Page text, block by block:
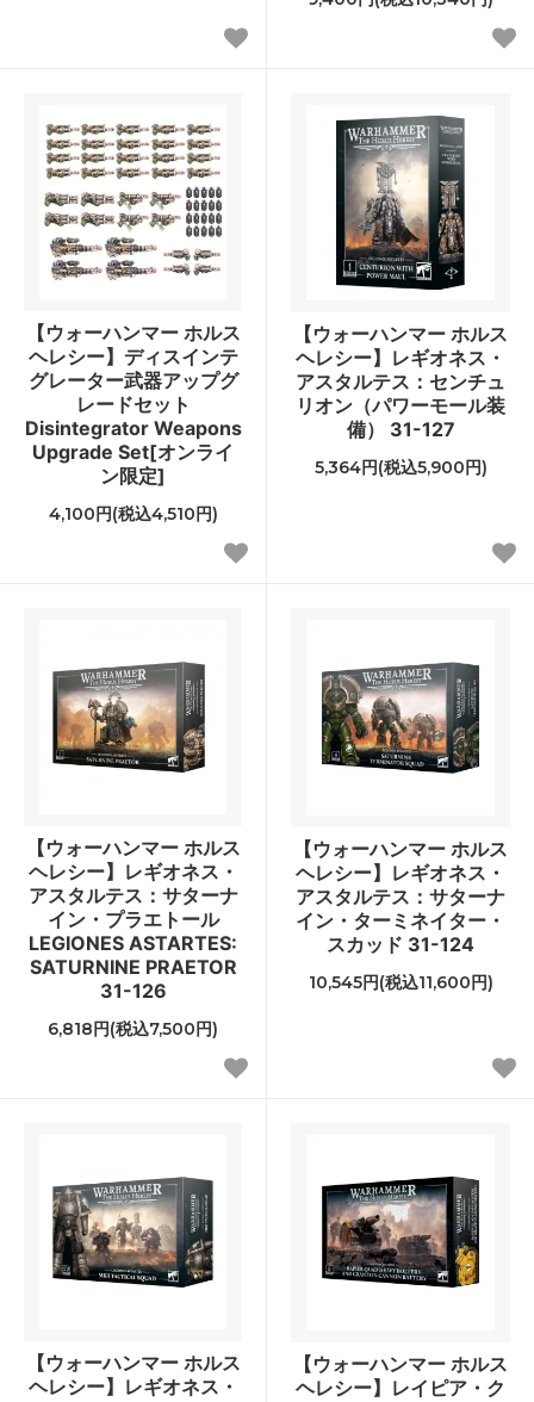
【ウォーハンマー ホルス
ヘレシー】ディスインテ
グレーター武器アップグ
レードセット
Disintegrator Weapons
Upgrade Set[オンライ
ン限定]
4,100円(税込4,510円)
【ウォーハンマー ホルス
ヘレシー】レギオネス・
アスタルテス：センチュ
リオン（パワーモール装
備） 31-127
5,364円(税込5,900円)
【ウォーハンマー ホルス
ヘレシー】レギオネス・
アスタルテス：サターナ
イン・プラエトール
LEGIONES ASTARTES:
SATURNINE PRAETOR
31-126
6,818円(税込7,500円)
【ウォーハンマー ホルス
ヘレシー】レギオネス・
アスタルテス：サターナ
イン・ターミネイター・
スカッド 31-124
10,545円(税込11,600円)
【ウォーハンマー ホルス
ヘレシー】レギオネス・
【ウォーハンマー ホルス
ヘレシー】レイピア・ク